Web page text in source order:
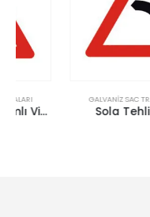
GALVANIZ SAC TRAFIK LEVHALARI
Sola Tehlikeli Viraj